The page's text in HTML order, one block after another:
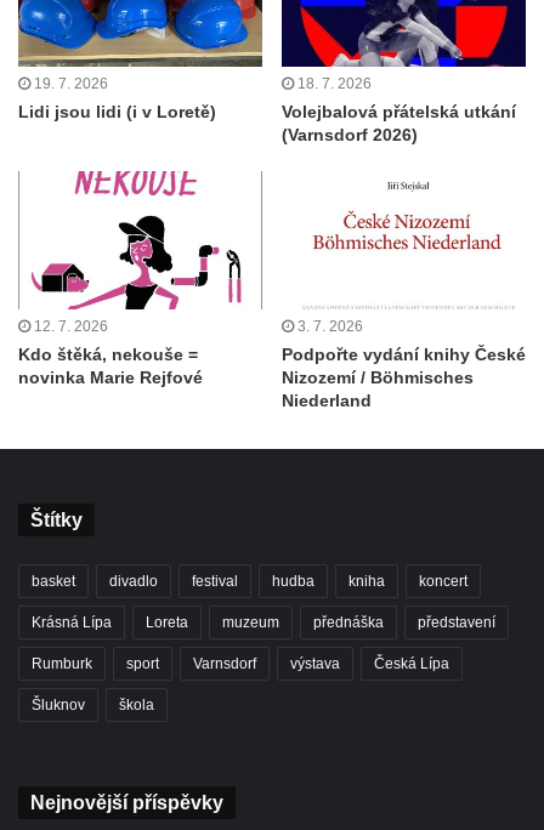
19. 7. 2026
Lidi jsou lidi (i v Loretě)
18. 7. 2026
Volejbalová přátelská utkání
(Varnsdorf 2026)
12. 7. 2026
Kdo štěká, nekouše =
novinka Marie Rejfové
3. 7. 2026
Podpořte vydání knihy České
Nizozemí / Böhmisches
Niederland
Štítky
basket divadlo festival hudba kniha koncert
Krásná Lípa Loreta muzeum přednáška představení
Rumburk sport Varnsdorf výstava Česká Lípa
Šluknov škola
Nejnovější příspěvky